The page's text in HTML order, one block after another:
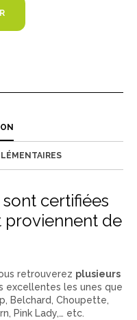
certifiées
proviennent de
retrouverez plusieurs
excellentes les unes que
Belchard, Choupette,
Pink Lady,… etc.